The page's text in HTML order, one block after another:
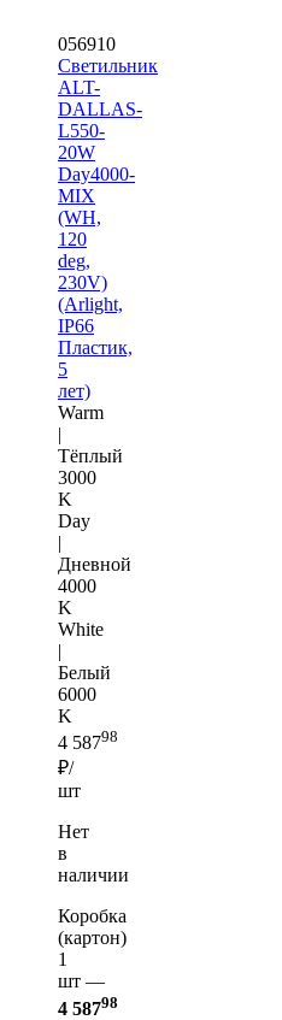
056910
Светильник
ALT-
DALLAS-
L550-
20W
Day4000-
MIX
(WH,
120
deg,
230V)
(Arlight,
IP66
Пластик,
5
лет)
Warm
|
Тёплый
3000
K
Day
|
Дневной
4000
K
White
|
Белый
6000
K
4 58798
₽/
шт
Нет
в
наличии
Коробка
(картон)
1
шт —
4 58798